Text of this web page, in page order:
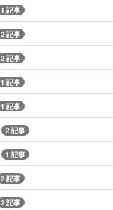
1 記事
2 記事
2 記事
1 記事
1 記事
2 記事
1 記事
2 記事
2 記事